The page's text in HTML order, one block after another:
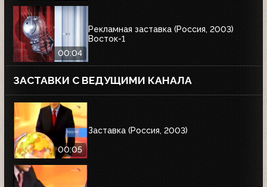
00:04
Рекламная заставка (Россия, 2003)
Восток-1
ЗАСТАВКИ С ВЕДУЩИМИ КАНАЛА
00:05
Заставка (Россия, 2003)